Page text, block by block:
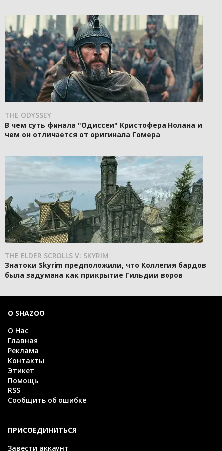
THE ODYSSEY
В чем суть финала "Одиссеи" Кристофера Нолана и
чем он отличается от оригинала Гомера
THE ELDER SCROLLS V: SKYRIM
Знатоки Skyrim предположили, что Коллегия бардов
была задумана как прикрытие Гильдии воров
О SHAZOO
О Нас
Главная
Реклама
Контакты
Этикет
Помощь
RSS
Сообщить об ошибке
ПРИСОЕДИНИТЬСЯ
Завести аккаунт